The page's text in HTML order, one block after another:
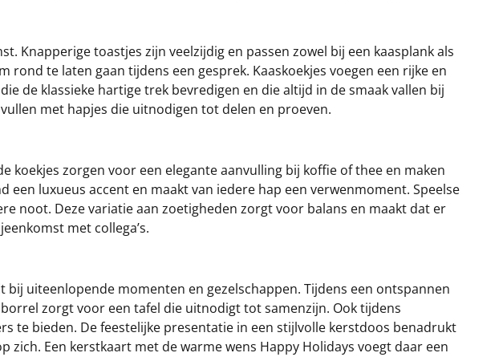
Knapperige toastjes zijn veelzijdig en passen zowel bij een kaasplank als
te laten gaan tijdens een gesprek. Kaaskoekjes voegen een rijke en
de klassieke hartige trek bevredigen en die altijd in de smaak vallen bij
met hapjes die uitnodigen tot delen en proeven.
koekjes zorgen voor een elegante aanvulling bij koffie of thee en maken
luxueus accent en maakt van iedere hap een verwenmoment. Speelse
noot. Deze variatie aan zoetigheden zorgt voor balans en maakt dat er
met collega’s.
uiteenlopende momenten en gezelschappen. Tijdens een ontspannen
zorgt voor een tafel die uitnodigt tot samenzijn. Ook tijdens
te bieden. De feestelijke presentatie in een stijlvolle kerstdoos benadrukt
Een kerstkaart met de warme wens Happy Holidays voegt daar een